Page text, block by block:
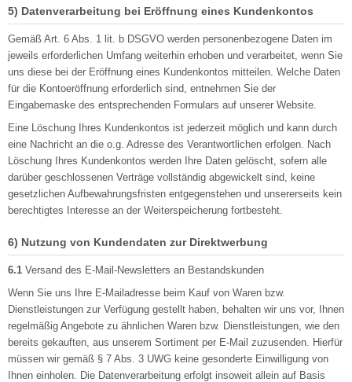
5) Datenverarbeitung bei Eröffnung eines Kundenkontos
Gemäß Art. 6 Abs. 1 lit. b DSGVO werden personenbezogene Daten im
jeweils erforderlichen Umfang weiterhin erhoben und verarbeitet, wenn Sie
uns diese bei der Eröffnung eines Kundenkontos mitteilen. Welche Daten
für die Kontoeröffnung erforderlich sind, entnehmen Sie der
Eingabemaske des entsprechenden Formulars auf unserer Website.
Eine Löschung Ihres Kundenkontos ist jederzeit möglich und kann durch
eine Nachricht an die o.g. Adresse des Verantwortlichen erfolgen. Nach
Löschung Ihres Kundenkontos werden Ihre Daten gelöscht, sofern alle
darüber geschlossenen Verträge vollständig abgewickelt sind, keine
gesetzlichen Aufbewahrungsfristen entgegenstehen und unsererseits kein
berechtigtes Interesse an der Weiterspeicherung fortbesteht.
6) Nutzung von Kundendaten zur Direktwerbung
6.1 Versand des E-Mail-Newsletters an Bestandskunden
Wenn Sie uns Ihre E-Mailadresse beim Kauf von Waren bzw.
Dienstleistungen zur Verfügung gestellt haben, behalten wir uns vor, Ihnen
regelmäßig Angebote zu ähnlichen Waren bzw. Dienstleistungen, wie den
bereits gekauften, aus unserem Sortiment per E-Mail zuzusenden. Hierfür
müssen wir gemäß § 7 Abs. 3 UWG keine gesonderte Einwilligung von
Ihnen einholen. Die Datenverarbeitung erfolgt insoweit allein auf Basis